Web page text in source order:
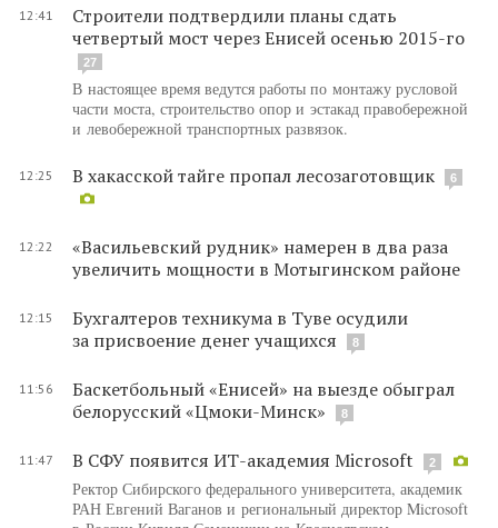
12:41
Строители подтвердили планы сдать
четвертый мост через Енисей осенью 2015-го
27
В настоящее время ведутся работы по монтажу русловой
части моста, строительство опор и эстакад правобережной
и левобережной транспортных развязок.
12:25 В хакасской тайге пропал лесозаготовщик 6
12:22
«Васильевский рудник» намерен в два раза
увеличить мощности в Мотыгинском районе
12:15
Бухгалтеров техникума в Туве осудили
за присвоение денег учащихся
8
11:56
Баскетбольный «Енисей» на выезде обыграл
белорусский «Цмоки-Минск»
8
11:47 В СФУ появится ИТ-академия Microsoft 2
Ректор Сибирского федерального университета, академик
РАН Евгений Ваганов и региональный директор Microsoft